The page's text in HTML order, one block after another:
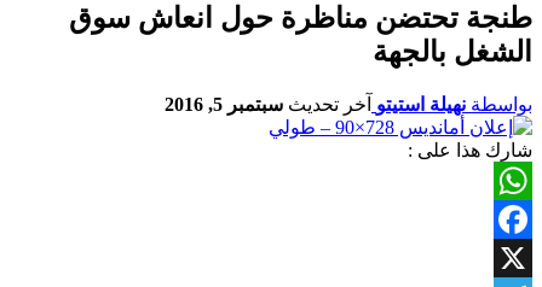
طنجة تحتضن مناظرة حول انعاش سوق
الشغل بالجهة
بواسطة نهيلة استيتو آخر تحديث سبتمبر 5, 2016
شارك هذا على :
WhatsApp
Facebook